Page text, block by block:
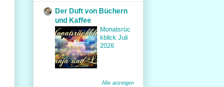
Der Duft von Büchern
und Kaffee
Monatsrüc
kblick Juli
2026
Alle anzeigen